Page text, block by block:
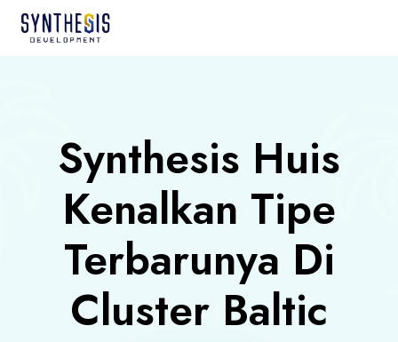
Synthesis Huis
Kenalkan Tipe
Terbarunya Di
Cluster Baltic